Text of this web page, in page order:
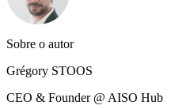
Sobre o autor
Grégory STOOS
CEO & Founder @ AISO Hub